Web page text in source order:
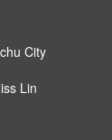
City
Lin